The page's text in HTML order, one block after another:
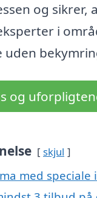
og sikrer,
i
uden
og
skjul
med